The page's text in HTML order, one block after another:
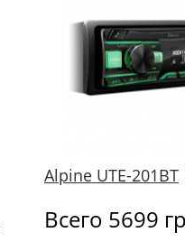
Alpine UTE-201BT
Всего 5699